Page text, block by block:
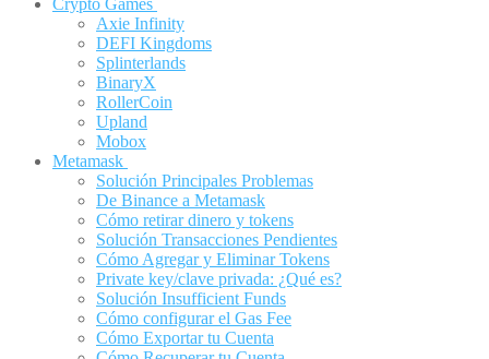
Crypto Games
Axie Infinity
DEFI Kingdoms
Splinterlands
BinaryX
RollerCoin
Upland
Mobox
Metamask
Solución Principales Problemas
De Binance a Metamask
Cómo retirar dinero y tokens
Solución Transacciones Pendientes
Cómo Agregar y Eliminar Tokens
Private key/clave privada: ¿Qué es?
Solución Insufficient Funds
Cómo configurar el Gas Fee
Cómo Exportar tu Cuenta